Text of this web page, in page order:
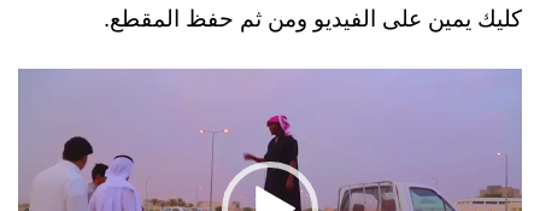
كليك يمين على الفيديو ومن ثم حفظ المقطع.